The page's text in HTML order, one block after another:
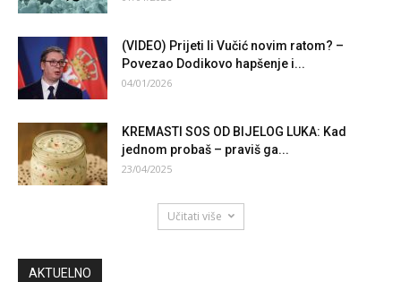
(VIDEO) Prijeti li Vučić novim ratom? –
Povezao Dodikovo hapšenje i...
04/01/2026
KREMASTI SOS OD BIJELOG LUKA: Kad
jednom probaš – praviš ga...
23/04/2025
Učitati više
AKTUELNO